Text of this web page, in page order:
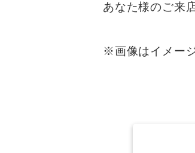
あなた様のご来
※画像はイメージ